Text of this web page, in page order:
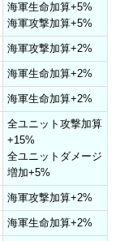
海軍生命加算+5%
海軍攻撃加算+5%
海軍攻撃加算+2%
海軍生命加算+2%
海軍生命加算+2%
全ユニット攻撃加算
+15%
全ユニットダメージ
増加+5%
海軍攻撃加算+2%
海軍生命加算+2%